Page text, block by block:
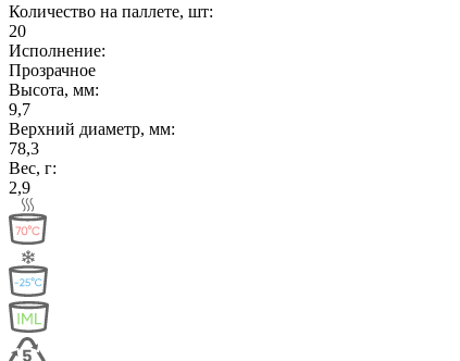
Количество на паллете, шт:
20
Исполнение:
Прозрачное
Высота, мм:
9,7
Верхний диаметр, мм:
78,3
Вес, г:
2,9